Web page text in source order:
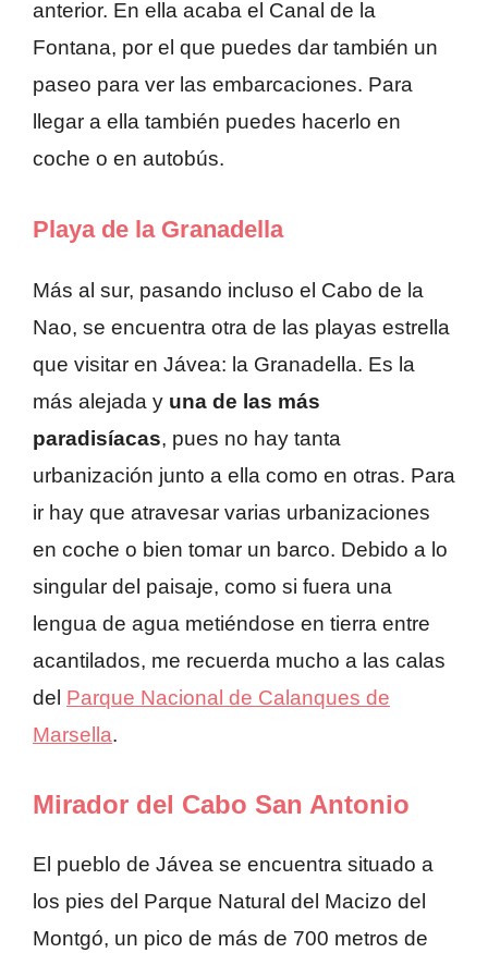
anterior. En ella acaba el Canal de la
Fontana, por el que puedes dar también un
paseo para ver las embarcaciones. Para
llegar a ella también puedes hacerlo en
coche o en autobús.
Playa de la Granadella
Más al sur, pasando incluso el Cabo de la
Nao, se encuentra otra de las playas estrella
que visitar en Jávea: la Granadella. Es la
más alejada y una de las más
paradisíacas, pues no hay tanta
urbanización junto a ella como en otras. Para
ir hay que atravesar varias urbanizaciones
en coche o bien tomar un barco. Debido a lo
singular del paisaje, como si fuera una
lengua de agua metiéndose en tierra entre
acantilados, me recuerda mucho a las calas
del Parque Nacional de Calanques de
Marsella.
Mirador del Cabo San Antonio
El pueblo de Jávea se encuentra situado a
los pies del Parque Natural del Macizo del
Montgó, un pico de más de 700 metros de